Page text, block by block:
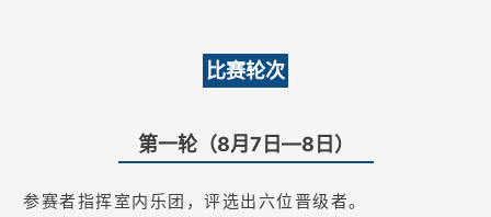
比赛轮次
第一轮（8月7日—8日）
参赛者指挥室内乐团，评选出六位晋级者。